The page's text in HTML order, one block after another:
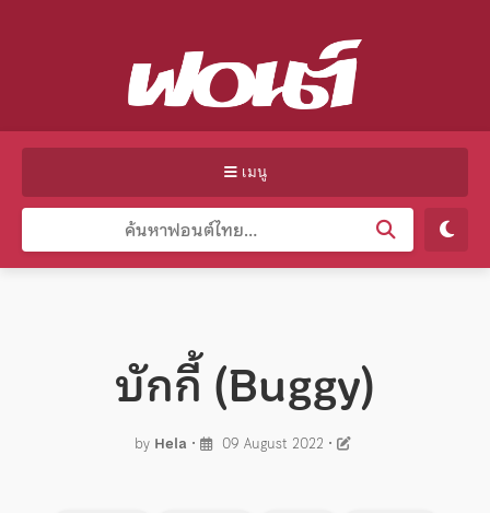
เมนู
บักกี้ (Buggy)
by Hela • 09 August 2022 •